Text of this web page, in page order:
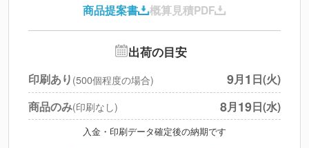
北海道・沖縄・離島 別途
円
※上記小計は税別です
商品提案書 概算見積PDF
出荷の目安
印刷あり (500個程度の場合) 9月1 日(火)
商品のみ(印刷なし) 8月19日(水)
入金・印刷データ確定後の納期です